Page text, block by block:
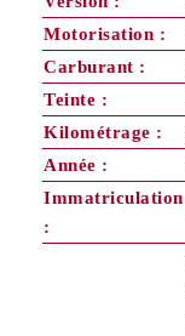
Motorisation :
Carburant :
Teinte :
Kilométrage :
Année :
Immatriculation
: